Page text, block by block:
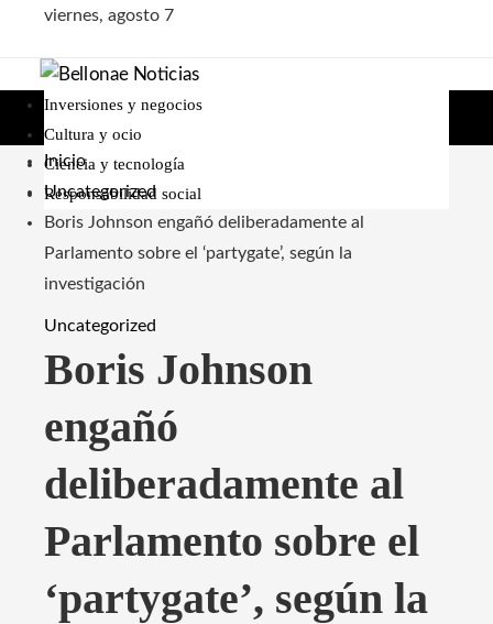
viernes, agosto 7
Inversiones y negocios
Cultura y ocio
Ciencia y tecnología
Responsabilidad social
Inicio
Uncategorized
Boris Johnson engañó deliberadamente al
Parlamento sobre el ‘partygate’, según la
investigación
Uncategorized
Boris Johnson
engañó
deliberadamente al
Parlamento sobre el
‘partygate’, según la